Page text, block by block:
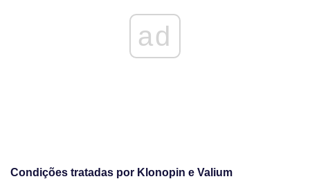
ad
Condições tratadas por Klonopin e Valium